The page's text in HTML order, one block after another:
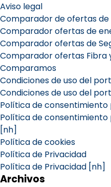
Aviso legal
Comparador de ofertas
Comparador ofertas de
Comparador ofertas de
Comparador ofertas Fibra
Comparamos
Condiciones de uso del
Condiciones de uso del
Política de
Política de
[nh]
Política de cookies
Política de Privacidad
Política de Privacidad [nh]
Archivos